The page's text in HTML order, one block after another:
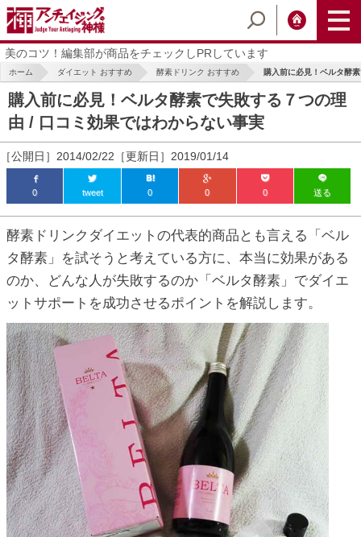
美のコツ！編集部が商品をチェックしPRしています
ホーム ダイエット おすすめ 酵素ドリンク おすすめ 購入前に必見！ベルタ酵
購入前に必見！ベルタ酵素で失敗する７つの理
由 / 口コミ効果ではわからない事実
［公開日］2014/02/22［更新日］2019/01/14
0 tweet 0 0 0 送る
酵素ドリンクダイエットの代表的商品とも言える「ベル
タ酵素」を試そうと考えている方に、本当に効果がある
のか、どんな人が失敗するのか「ベルタ酵素」でダイエ
ットサポートを成功させるポイントを解説します。
antiaging/wp-
antiaging/wp-
antiaging/wp-
antiaging/wp-